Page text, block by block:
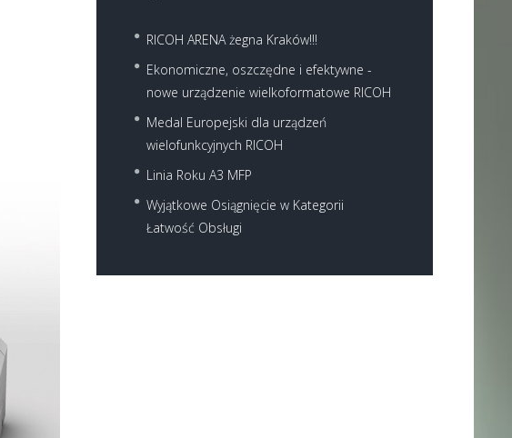
Next item
RICOH ARENA żegna Kraków!!!
Ekonomiczne, oszczędne i efektywne -
nowe urządzenie wielkoformatowe RICOH
Medal Europejski dla urządzeń
wielofunkcyjnych RICOH
Linia Roku A3 MFP
Wyjątkowe Osiągnięcie w Kategorii
Łatwość Obsługi